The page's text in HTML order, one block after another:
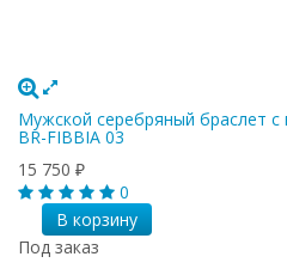
Мужской серебряный браслет с
BR-FIBBIA 03
15 750 ₽
0
В корзину
Под заказ